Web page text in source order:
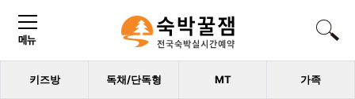
키즈방 독채/단독형 MT 가족